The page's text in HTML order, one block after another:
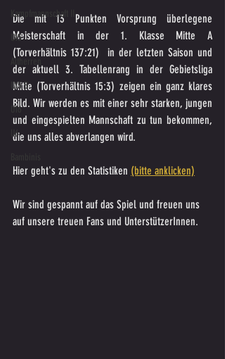
Kampfmannschaft II
U15
Altherren
U15 B
U16
U6
Die mit 13 Punkten Vorsprung überlegene
Meisterschaft in der 1. Klasse Mitte A
(Torverhältnis 137:21)  in der letzten Saison und
der aktuell 3. Tabellenrang in der Gebietsliga
Mitte (Torverhältnis 15:3) zeigen ein ganz klares
Bild. Wir werden es mit einer sehr starken, jungen
und eingespielten Mannschaft zu tun bekommen,
die uns alles abverlangen wird.
Hier geht's zu den Statistiken (bitte anklicken)
Wir sind gespannt auf das Spiel und freuen uns
auf unsere treuen Fans und UnterstützerInnen.